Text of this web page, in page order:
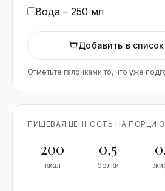
Вода – 250 мл
Добавить в
Отметьте галочками то, что уже
ПИЩЕВАЯ ЦЕННОСТЬ НА ПОРЦИЮ
200
ккал
0,5
белки